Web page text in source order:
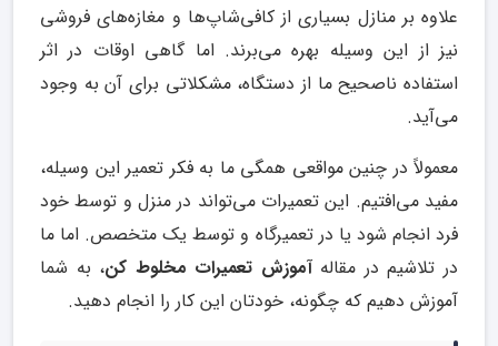
علاوه بر منازل بسیاری از کافی‌شاپ‌ها و مغازه‌های فروشی
نیز از این وسیله بهره می‌برند. اما گاهی اوقات در اثر
استفاده ناصحیح ما از دستگاه، مشکلاتی برای آن به وجود
می‌آید.
معمولاً در چنین مواقعی همگی ما به فکر تعمیر این وسیله،
مفید می‌افتیم. این تعمیرات می‌تواند در منزل و توسط خود
فرد انجام شود یا در تعمیرگاه و توسط یک متخصص. اما ما
در تلاشیم در مقاله آموزش تعمیرات مخلوط کن، به شما
آموزش دهیم که چگونه، خودتان این کار را انجام دهید.